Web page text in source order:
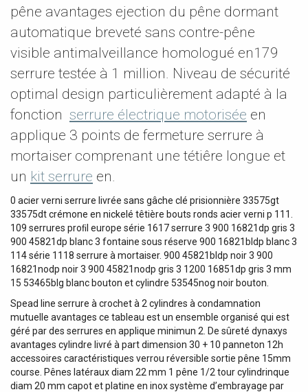
pêne avantages ejection du pêne dormant
automatique breveté sans contre-pêne
visible antimalveillance homologué en179
serrure testée à 1 million. Niveau de sécurité
optimal design particulièrement adapté à la
fonction  serrure électrique motorisée en
applique 3 points de fermeture serrure à
mortaiser comprenant une tétiêre longue et
un kit serrure en.
0 acier verni serrure livrée sans gâche clé prisionnière 33575gt
33575dt crémone en nickelé têtière bouts ronds acier verni p 111.
109 serrures proﬁl europe série 1617 serrure 3 900 16821dp gris 3
900 45821dp blanc 3 fontaine sous réserve 900 16821bldp blanc 3
114 série 1118 serrure à mortaiser. 900 45821bldp noir 3 900
16821nodp noir 3 900 45821nodp gris 3 1200 16851dp gris 3 mm
15 53465blg blanc bouton et cylindre 53545nog noir bouton.
Spead line serrure à crochet à 2 cylindres à condamnation
mutuelle avantages ce tableau est un ensemble organisé qui est
géré par des serrures en applique minimun 2. De sûreté dynaxys
avantages cylindre livré à part dimension 30 + 10 panneton 12h
accessoires caractéristiques verrou réversible sortie pêne 15mm
course. Pênes latéraux diam 22 mm 1 pêne 1/2 tour cylindrinque
diam 20 mm capot et platine en inox système d’embrayage par